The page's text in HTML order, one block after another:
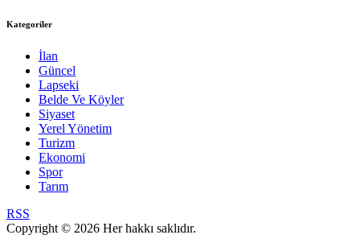
Kategoriler
İlan
Güncel
Lapseki
Belde Ve Köyler
Siyaset
Yerel Yönetim
Turizm
Ekonomi
Spor
Tarım
RSS
Copyright © 2026 Her hakkı saklıdır.